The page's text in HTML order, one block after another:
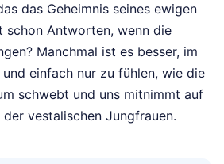
das Geheimnis seines ewigen
schon Antworten, wenn die
Manchmal ist es besser, im
einfach nur zu fühlen, wie die
schwebt und uns mitnimmt auf
vestalischen Jungfrauen.